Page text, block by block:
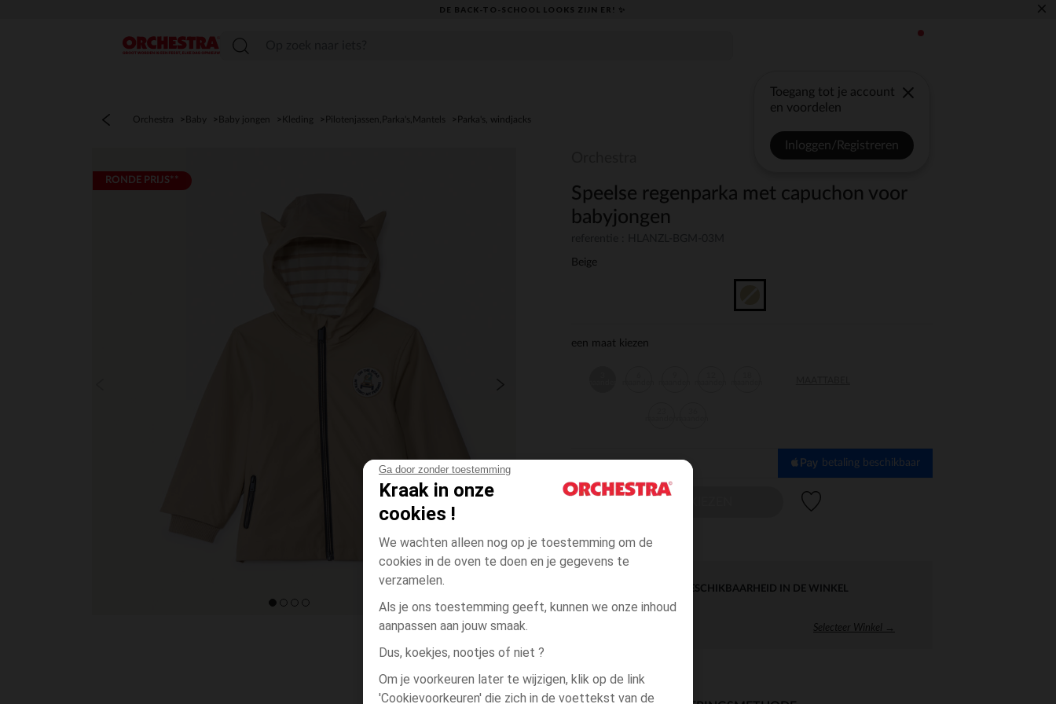
Ga door zonder toestemming
Kraak in onze
cookies !
We wachten alleen nog op je toestemming om de
cookies in de oven te doen en je gegevens te
verzamelen.
Als je ons toestemming geeft, kunnen we onze inhoud
aanpassen aan jouw smaak.
Dus, koekjes, nootjes of niet ?
Om je voorkeuren later te wijzigen, klik op de link
'Cookievoorkeuren' die zich in de voettekst van de
DE BACK-TO-SCHOOL LOOKS ZIJN ER! ✨ ×
menu
Toegang tot je account
en voordelen
Inloggen/Registreren
Orchestra Baby Baby jongen Kleding Pilotenjassen,Parka's,Mantels Parka's, windjacks
RONDE PRIJS**
Speelse regenparka met capuchon voor
babyjongen
Beige
een maat kiezen
betaling beschikbaar
DIRECTE BESCHIKBAARHEID IN DE WINKEL
Selecteer Winkel →